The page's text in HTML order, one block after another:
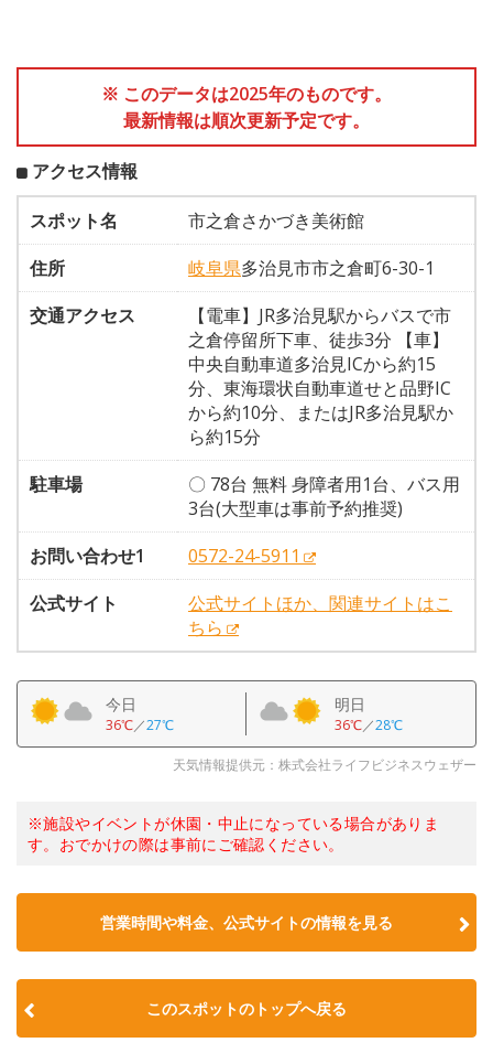
※ このデータは2025年のものです。
最新情報は順次更新予定です。
アクセス情報
スポット名
市之倉さかづき美術館
住所
岐阜県多治見市市之倉町6-30-1
交通アクセス
【電車】JR多治見駅からバスで市
之倉停留所下車、徒歩3分 【車】
中央自動車道多治見ICから約15
分、東海環状自動車道せと品野IC
から約10分、またはJR多治見駅か
ら約15分
駐車場
〇 78台 無料 身障者用1台、バス用
3台(大型車は事前予約推奨)
お問い合わせ1
0572-24-5911
公式サイト
公式サイトほか、関連サイトはこ
ちら
今日
36℃／27℃
明日
36℃／28℃
天気情報提供元：株式会社ライフビジネスウェザー
※施設やイベントが休園・中止になっている場合がありま
す。おでかけの際は事前にご確認ください。
営業時間や料金、公式サイトの情報を見る
このスポットのトップへ戻る